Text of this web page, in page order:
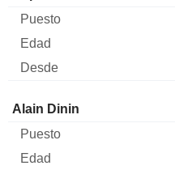
Administrador
Alain Dinin